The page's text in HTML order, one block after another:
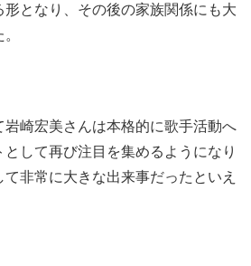
となり、その後の家族関係にも大
岩崎宏美さんは本格的に歌手活動へ
して再び注目を集めるようになり
非常に大きな出来事だったといえ